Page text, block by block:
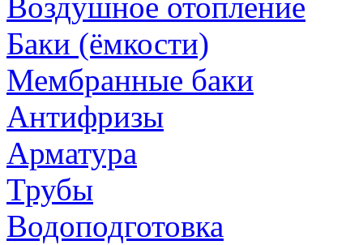
Воздушное отопление
Баки (ёмкости)
Мембранные баки
Антифризы
Арматура
Трубы
Водоподготовка